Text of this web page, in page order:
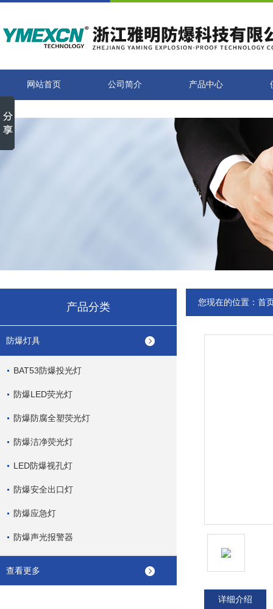
网站首页 公司简介 产品中心
产品分类
防爆灯具
BAT53防爆投光灯
防爆LED荧光灯
防爆防腐全塑荧光灯
防爆洁净荧光灯
LED防爆视孔灯
防爆安全出口灯
防爆应急灯
防爆声光报警器
查看更多
您现在的位置： 首
详细介绍